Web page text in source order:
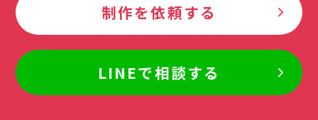
制作を依頼する
LINEで相談する